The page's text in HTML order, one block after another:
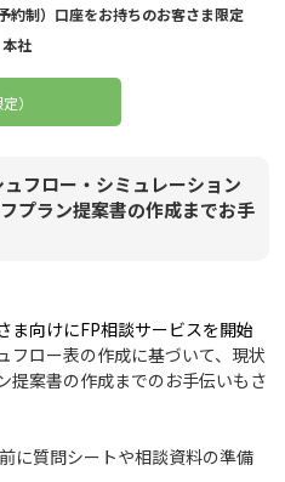
約制）口座をお持ちのお客さま限定
社
）
フロー・シミュレーション
プラン提案書の作成までお手
向けにFP相談サービスを開始
フロー表の作成に基づいて、現状
提案書の作成までのお手伝いもさ
に質問シートや相談資料の準備